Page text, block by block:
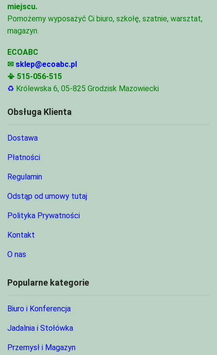
miejscu.
Pomożemy wyposażyć Ci biuro, szkołę, szatnie, warsztat,
magazyn.
ECOABC
✉ sklep@ecoabc.pl
📳 515-056-515
♻ Królewska 6, 05-825 Grodzisk Mazowiecki
Obsługa Klienta
Dostawa
Płatności
Regulamin
Odstąp od umowy tutaj
Polityka Prywatności
Kontakt
O nas
Popularne kategorie
Biuro i Konferencja
Jadalnia i Stołówka
Przemysł i Magazyn